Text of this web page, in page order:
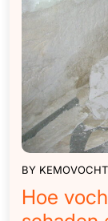
BY
Hoe